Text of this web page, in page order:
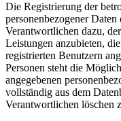
Die Registrierung der
personenbezogener
Verantwortlichen dazu,
Leistungen anzubieten,
registrierten Benutzern
Personen steht die
angegebenen
vollständig aus dem
Verantwortlichen löschen